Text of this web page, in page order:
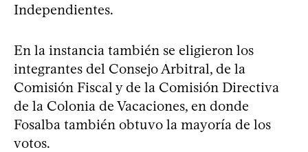
Independientes.
En la instancia también se eligieron los
integrantes del Consejo Arbitral, de la
Comisión Fiscal y de la Comisión Directiva
de la Colonia de Vacaciones, en donde
Fosalba también obtuvo la mayoría de los
votos.